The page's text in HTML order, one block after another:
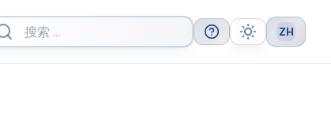
Help Theme Language
ZH